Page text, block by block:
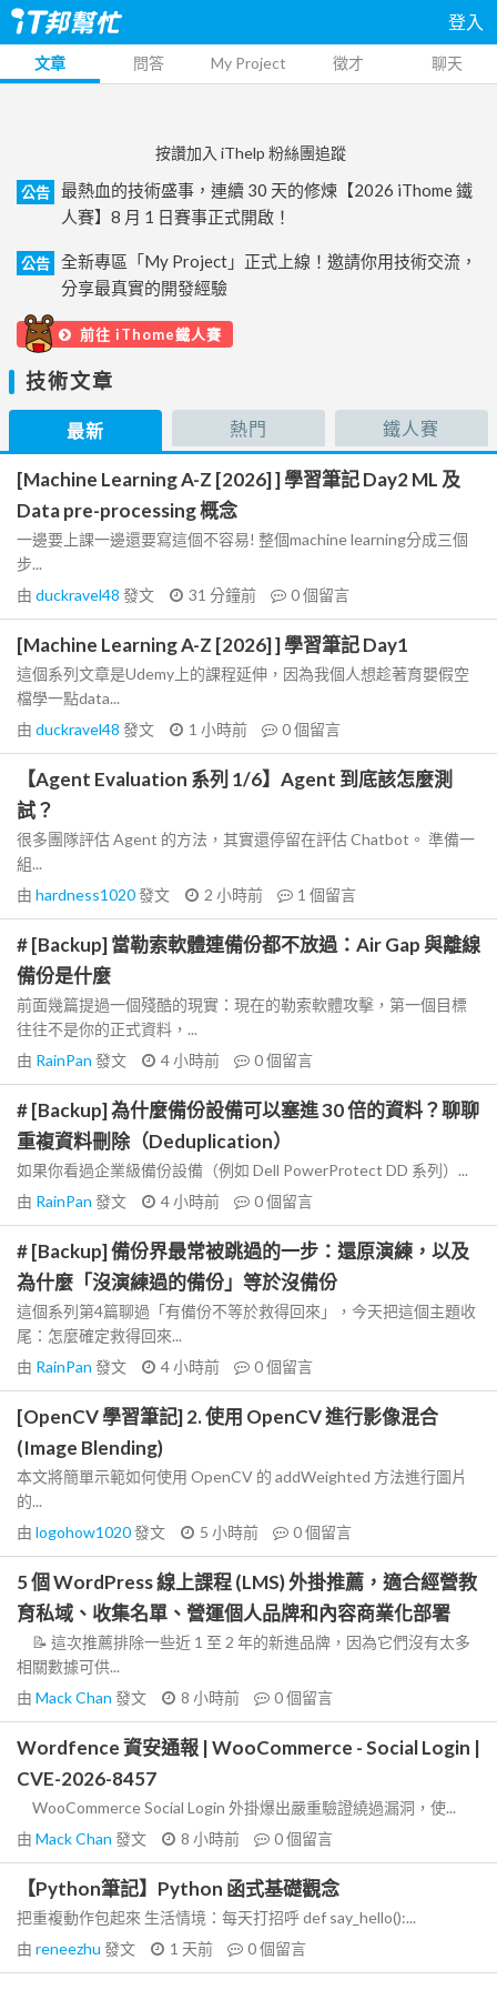
登入
文章 問答 My Project 徵才 聊天
按讚加入 iThelp 粉絲團追蹤
公告
最熱血的技術盛事，連續 30 天的修煉【2026 iThome 鐵
人賽】8 月 1 日賽事正式開啟！
公告
全新專區「My Project」正式上線！邀請你用技術交流，
分享最真實的開發經驗
前往 iThome鐵人賽
技術文章
最新 熱門 鐵人賽
[Machine Learning A-Z [2026] ] 學習筆記 Day2 ML 及
Data pre-processing 概念
一邊要上課一邊還要寫這個不容易! 整個machine learning分成三個
步...
由 duckravel48 發文 31 分鐘前 0個留言
[Machine Learning A-Z [2026] ] 學習筆記 Day1
這個系列文章是Udemy上的課程延伸，因為我個人想趁著育嬰假空
檔學一點data...
由 duckravel48 發文 1 小時前 0個留言
【Agent Evaluation 系列 1/6】Agent 到底該怎麼測
試？
很多團隊評估 Agent 的方法，其實還停留在評估 Chatbot。 準備一
組...
由 hardness1020發文 2 小時前 1 個留言
# [Backup] 當勒索軟體連備份都不放過：Air Gap 與離線
備份是什麼
前面幾篇提過一個殘酷的現實：現在的勒索軟體攻擊，第一個目標
往往不是你的正式資料，...
由 RainPan 發文 4 小時前 0個留言
# [Backup] 為什麼備份設備可以塞進 30 倍的資料？聊聊
重複資料刪除（Deduplication）
如果你看過企業級備份設備（例如 Dell PowerProtect DD 系列）...
由 RainPan 發文 4 小時前 0個留言
# [Backup] 備份界最常被跳過的一步：還原演練，以及
為什麼「沒演練過的備份」等於沒備份
這個系列第4篇聊過「有備份不等於救得回來」，今天把這個主題收
尾：怎麼確定救得回來...
由 RainPan 發文 4 小時前 0個留言
[OpenCV 學習筆記] 2. 使用 OpenCV 進行影像混合
(Image Blending)
本文將簡單示範如何使用 OpenCV 的 addWeighted 方法進行圖片
的...
由 logohow1020發文 5 小時前 0個留言
5 個 WordPress 線上課程 (LMS) 外掛推薦，適合經營教
育私域、收集名單、營運個人品牌和內容商業化部署
📝 這次推薦排除一些近 1 至 2 年的新進品牌，因為它們沒有太多
相關數據可供...
由 Mack Chan 發文 8 小時前 0個留言
Wordfence 資安通報 | WooCommerce - Social Login |
CVE-2026-8457
WooCommerce Social Login 外掛爆出嚴重驗證繞過漏洞，使...
由 Mack Chan 發文 8 小時前 0個留言
【Python筆記】Python 函式基礎觀念
把重複動作包起來 生活情境：每天打招呼 def say_hello():...
由 reneezhu 發文 1 天前 0個留言